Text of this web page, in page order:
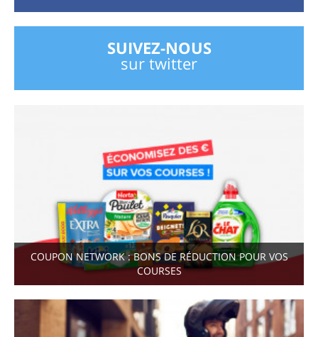
SUIVEZ-NOUS
sur twitter
COUPON NETWORK : BONS DE RÉDUCTION POUR VOS
COURSES